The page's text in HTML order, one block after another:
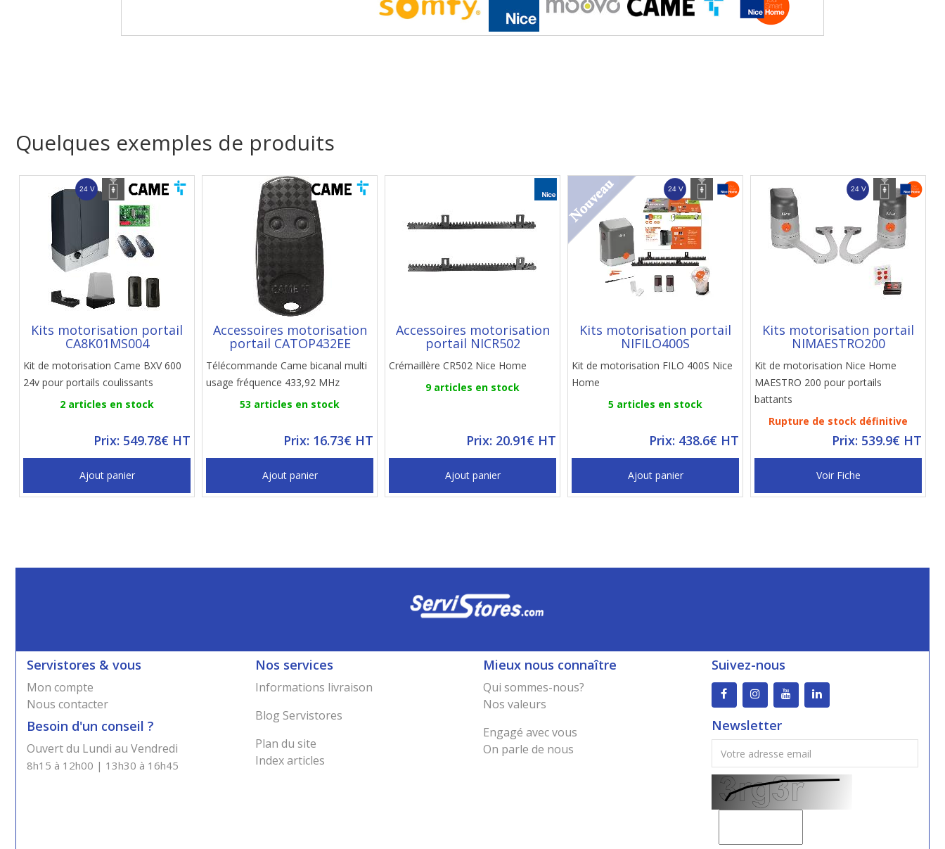
Quelques exemples de produits
Kits motorisation portail
CA8K01MS004
Kit de motorisation Came BXV 600
24v pour portails coulissants
2 articles en stock
Prix: 549.78€ HT
Ajout panier
Accessoires motorisation
portail CATOP432EE
Télécommande Came bicanal multi
usage fréquence 433,92 MHz
53 articles en stock
Prix: 16.73€ HT
Ajout panier
Accessoires motorisation
portail NICR502
Crémaillère CR502 Nice Home
9 articles en stock
Prix: 20.91€ HT
Ajout panier
Kits motorisation portail
NIFILO400S
Kit de motorisation FILO 400S Nice
Home
5 articles en stock
Prix: 438.6€ HT
Ajout panier
Kits motorisation portail
NIMAESTRO200
Kit de motorisation Nice Home
MAESTRO 200 pour portails
battants
Rupture de stock définitive
Prix: 539.9€ HT
Voir Fiche
Servistores & vous
Mon compte
Nous contacter
Besoin d'un conseil ?
Ouvert du Lundi au Vendredi
8h15 à 12h00 | 13h30 à 16h45
Nos services
Informations livraison
Blog Servistores
Plan du site
Index articles
Mieux nous connaître
Qui sommes-nous?
Nos valeurs
Engagé avec vous
On parle de nous
Suivez-nous
Newsletter